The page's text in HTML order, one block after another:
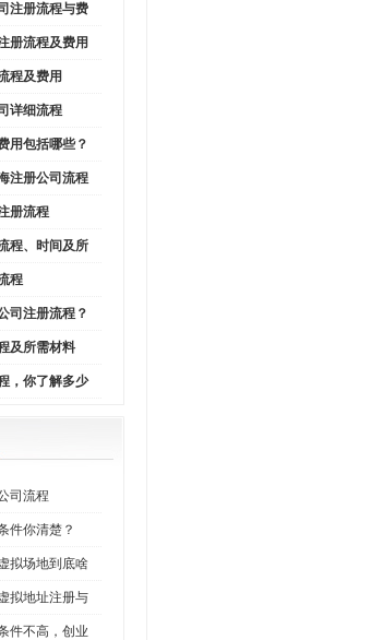
注册流程与费
册流程及费用
程及费用
详细流程
用包括哪些？
注册公司流程
册流程
程、时间及所
程
司注册流程？
及所需材料
，你了解多少
司流程
件你清楚？
拟场地到底啥
拟地址注册与
件不高，创业